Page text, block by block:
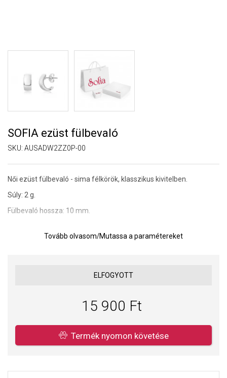
SOFIA ezüst fülbevaló
SKU: AUSADW2ZZ0P-00
Női ezüst fülbevaló - sima félkörök, klasszikus kivitelben.
Súly: 2 g.
Fülbevaló hossza: 10 mm.
Tovább olvasom/Mutassa a paramétereket
ELFOGYOTT
15 900 Ft
Termék nyomon követése